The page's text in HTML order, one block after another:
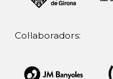
Col·laboradors: